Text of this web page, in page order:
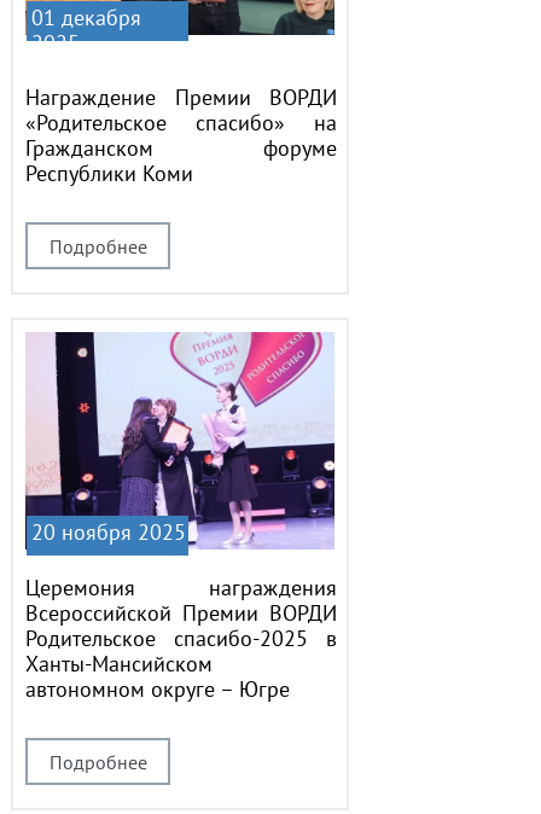
Подробнее
Награждение Премии ВОРДИ
«Родительское спасибо» на
Гражданском форуме
Республики Коми
01 декабря
2025
Подробнее
Церемония награждения
Всероссийской Премии ВОРДИ
Родительское спасибо-2025 в
Ханты-Мансийском
автономном округе – Югре
20 ноября 2025